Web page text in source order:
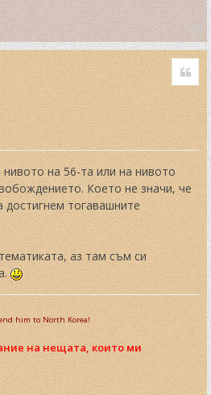
T
o
p
на 56-та или на нивото
Което не значи, че
тогавашните
аз там съм си
him to North Korea!
на нещата, които ми